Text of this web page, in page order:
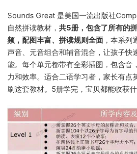
Sounds Great 是美国一流出版社
自然拼读教材， 共5册， 包含了所有的
频，配图丰富、拼读规则全面 ，本系列
声音、元音组合和辅音混合，让孩子快
能。每个单元都带有全彩插图，包含音
力和效率。适合二语学习者，家长有点
刷这套教材。5册学完，宝贝都能收获